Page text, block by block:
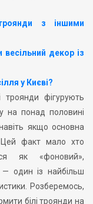
з іншими
декор із
у Києві?
троянди фігурують
на понад половині
якщо основна
Цей факт мало хто
як «фоновий»,
— один із найбільш
Розберемось,
білі троянди на